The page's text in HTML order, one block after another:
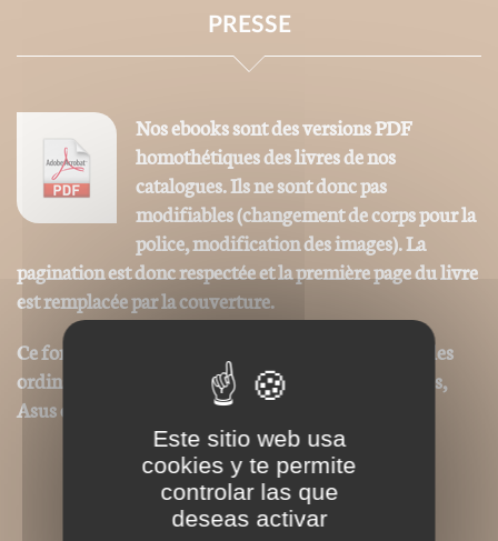
PRESSE
Nos ebooks sont des versions PDF
homothétiques des livres de nos
catalogues. Ils ne sont donc pas
modifiables (changement de corps pour la
police, modification des images). La
pagination est donc respectée et la première page du livre
est remplacée par la couverture.
Ce format peut être lu par le logiciel Acrobat © sur des
ordinateurs ou tablettes tactiles de type iPad, Archos,
Asus ou autres.
Este sitio web usa
cookies y te permite
controlar las que
deseas activar